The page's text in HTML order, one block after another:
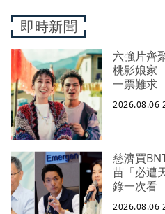
即時新聞
六強片齊
桃影娘家
一票難求
2026.08.06
慈濟買
苗「必遭
錄一次看
2026.08.06